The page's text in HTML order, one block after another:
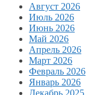
Август 2026
Июль 2026
Июнь 2026
Май 2026
Апрель 2026
Март 2026
Февраль 2026
Январь 2026
Декабрь 2025